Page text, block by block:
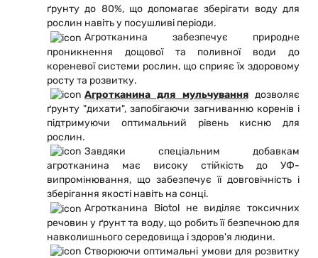
ґрунту до 80%, що допомагає зберігати воду для
рослин навіть у посушливі періоди.
Агротканина забезпечує природне
проникнення дощової та поливної води до
кореневої системи рослин, що сприяє їх здоровому
росту та розвитку.
Агротканина для мульчуваннядозволяє
ґрунту "дихати", запобігаючи загниванню коренів і
підтримуючи оптимальний рівень кисню для
рослин.
Завдяки спеціальним добавкам
агротканина має високу стійкість до УФ-
випромінювання, що забезпечує її довговічність і
зберігання якості навіть на сонці.
Агротканина Biotol не виділяє токсичних
речовин у ґрунт та воду, що робить її безпечною для
навколишнього середовища і здоров'я людини.
Створюючи оптимальні умови для розвитку